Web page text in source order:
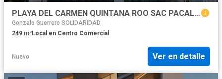
PLAYA DEL CARMEN QUINTANA ROO SAC PACAL LOCAL COMERCIAL VENTA
Gonzalo Guerrero SOLIDARIDAD
249 m²Local en Centro Comercial
Nuevo Ver en detalle